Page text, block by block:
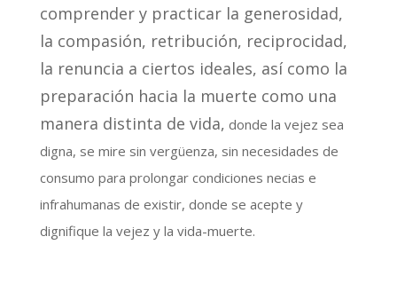
comprender y practicar la generosidad,
la compasión, retribución, reciprocidad,
la renuncia a ciertos ideales, así como la
preparación hacia la muerte como una
manera distinta de vida, donde la vejez sea
digna, se mire sin vergüenza, sin necesidades de
consumo para prolongar condiciones necias e
infrahumanas de existir, donde se acepte y
dignifique la vejez y la vida-muerte.